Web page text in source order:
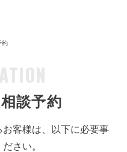
約
談予約
客様は、以下に必要事
さい。